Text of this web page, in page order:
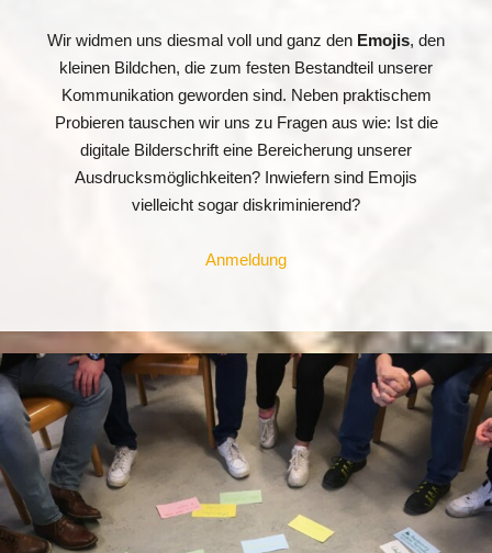
Wir widmen uns diesmal voll und ganz den Emojis, den
kleinen Bildchen, die zum festen Bestandteil unserer
Kommunikation geworden sind. Neben praktischem
Probieren tauschen wir uns zu Fragen aus wie: Ist die
digitale Bilderschrift eine Bereicherung unserer
Ausdrucksmöglichkeiten? Inwiefern sind Emojis
vielleicht sogar diskriminierend?
Anmeldung